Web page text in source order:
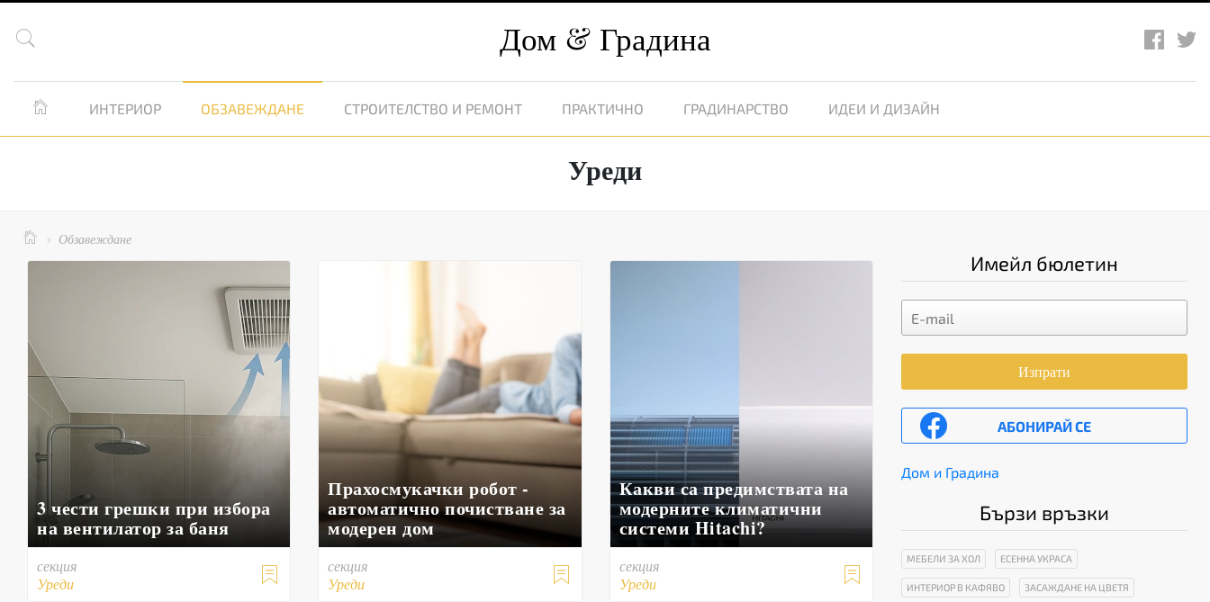
 Дом Градина
 ИНТЕРИОР ОБЗАВЕЖДАНЕ СТРОИТЕЛСТВО И РЕМОНТ ПРАКТИЧНО ГРАДИНАРСТВО ИДЕИ И ДИЗАЙН
Уреди
  Обзавеждане
3 чести грешки при избора
на вентилатор за баня

секция
Уреди
Прахосмукачки робот -
автоматично почистване за
модерен дом

секция
Уреди
Какви са предимствата на
модерните климатични
системи Hitachi?

секция
Уреди
Имейл бюлетин
Изпрати
АБОНИРАЙ СЕ
Дом и Градина
Бързи връзки
МЕБЕЛИ ЗА ХОЛ ЕСЕННА УКРАСА
ИНТЕРИОР В КАФЯВО ЗАСАЖДАНЕ НА ЦВЕТЯ